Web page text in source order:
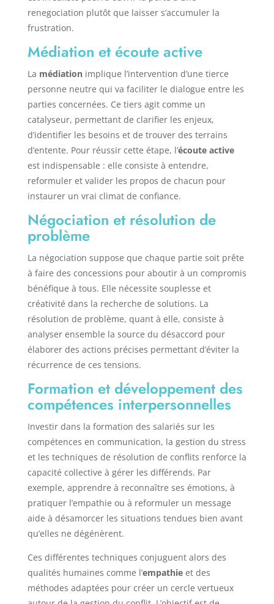
renegociation plutôt que laisser s’accumuler la
frustration.
Médiation et écoute active
La médiationimplique l’intervention d’une tierce
personne neutre qui va faciliter le dialogue entre les
parties concernées. Ce tiers agit comme un
catalyseur, permettant de clarifier les enjeux,
d’identifier les besoins et de trouver des terrains
d’entente. Pour réussir cette étape, l’écoute active
est indispensable : elle consiste à entendre,
reformuler et valider les propos de chacun pour
instaurer un vrai climat de confiance.
Négociation et résolution de
problème
La négociation suppose que chaque partie soit prête
à faire des concessions pour aboutir à un compromis
bénéfique à tous. Elle nécessite souplesse et
créativité dans la recherche de solutions. La
résolution de problème, quant à elle, consiste à
analyser ensemble la source du désaccord pour
élaborer des actions précises permettant d’éviter la
récurrence de ces tensions.
Formation et développement des
compétences interpersonnelles
Investir dans la formation des salariés sur les
compétences en communication, la gestion du stress
et les techniques de résolution de conflits renforce la
capacité collective à gérer les différends. Par
exemple, apprendre à reconnaître ses émotions, à
pratiquer l’empathie ou à reformuler un message
aide à désamorcer les situations tendues bien avant
qu’elles ne dégénèrent.
Ces différentes techniques conjuguent alors des
qualités humaines comme l’empathieet des
méthodes adaptées pour créer un cercle vertueux